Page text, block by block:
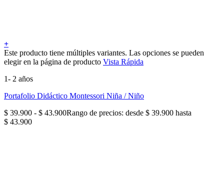
+
Este producto tiene múltiples variantes. Las opciones se pueden
elegir en la página de producto Vista Rápida
1- 2 años
Portafolio Didáctico Montessori Niña / Niño
$ 39.900 - $ 43.900Rango de precios: desde $ 39.900 hasta
$ 43.900